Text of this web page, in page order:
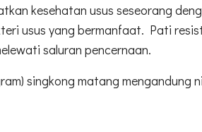
kesehatan usus seseorang
usus yang bermanfaat. Pati
saluran pencernaan.
singkong matang mengandung